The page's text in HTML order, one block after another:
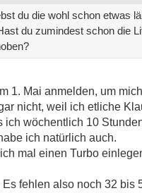
du die wohl schon etwas
du zumindest schon die
1. Mai anmelden, um
nicht, weil ich etliche
ich wöchentlich 10
ich natürlich auch.
mal einen Turbo
fehlen also noch 32 bis